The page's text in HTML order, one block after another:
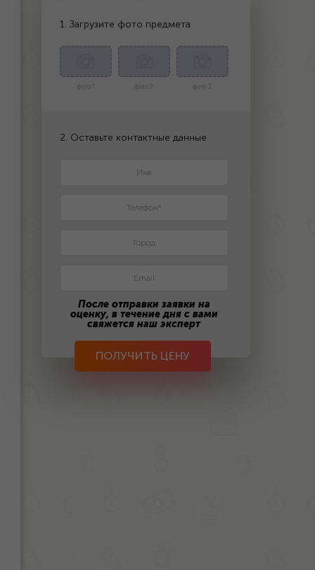
1. Загрузите фото предмета
фото 1 фото 2 фото 3
2. Оставьте контактные данные
После отправки заявки на
оценку, в течение дня с вами
свяжется наш эксперт
ПОЛУЧИТЬ ЦЕНУ